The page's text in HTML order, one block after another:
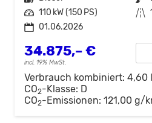
Leistung 110 kW (150 PS) Kilometerstand
01.06.2026
34.875,– €
incl. 19% MwSt.
Verbrauch kombiniert: 4,60
CO2-Klasse: D
CO2-Emissionen: 121,00 g/